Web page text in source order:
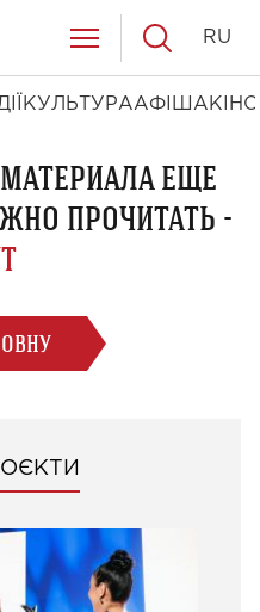
КУЛЬТУРААФІША КІНО
RU
ЕЩЕ
ПРОЧИТАТЬ -